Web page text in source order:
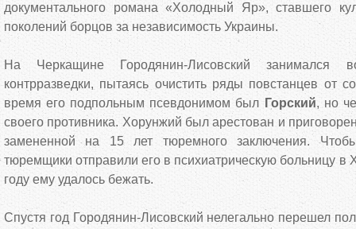
документального романа «Холодный Яр», ставшего
поколений борцов за независимость Украины.
На Черкащине Городянин-Лисовский занимался
контрразведки, пытаясь очистить ряды повстанцев от
время его подпольным псевдонимом был Горский, но
своего противника. Хорунжий был арестован и
замененной на 15 лет тюремного заключения.
тюремщики отправили его в психиатрическую больницу в
году ему удалось бежать.
Спустя год Городянин-Лисовский нелегально перешел